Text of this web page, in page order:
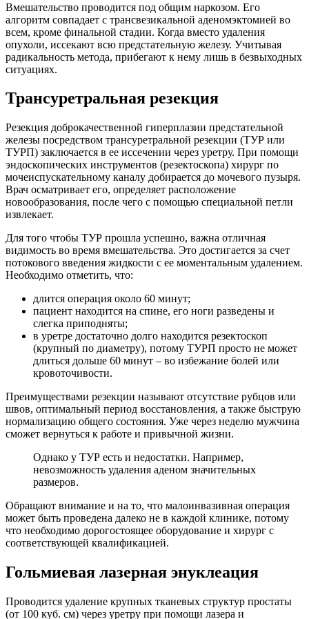
Вмешательство проводится под общим наркозом. Его
алгоритм совпадает с трансвезикальной аденомэктомией во
всем, кроме финальной стадии. Когда вместо удаления
опухоли, иссекают всю предстательную железу. Учитывая
радикальность метода, прибегают к нему лишь в безвыходных
ситуациях.
Трансуретральная резекция
Резекция доброкачественной гиперплазии предстательной
железы посредством трансуретральной резекции (ТУР или
ТУРП) заключается в ее иссечении через уретру. При помощи
эндоскопических инструментов (резектоскопа) хирург по
мочеиспускательному каналу добирается до мочевого пузыря.
Врач осматривает его, определяет расположение
новообразования, после чего с помощью специальной петли
извлекает.
Для того чтобы ТУР прошла успешно, важна отличная
видимость во время вмешательства. Это достигается за счет
потокового введения жидкости с ее моментальным удалением.
Необходимо отметить, что:
длится операция около 60 минут;
пациент находится на спине, его ноги разведены и
слегка приподняты;
в уретре достаточно долго находится резектоскоп
(крупный по диаметру), потому ТУРП просто не может
длиться дольше 60 минут – во избежание болей или
кровоточивости.
Преимуществами резекции называют отсутствие рубцов или
швов, оптимальный период восстановления, а также быструю
нормализацию общего состояния. Уже через неделю мужчина
сможет вернуться к работе и привычной жизни.
Однако у ТУР есть и недостатки. Например,
невозможность удаления аденом значительных
размеров.
Обращают внимание и на то, что малоинвазивная операция
может быть проведена далеко не в каждой клинике, потому
что необходимо дорогостоящее оборудование и хирург с
соответствующей квалификацией.
Гольмиевая лазерная энуклеация
Проводится удаление крупных тканевых структур простаты
(от 100 куб. см) через уретру при помощи лазера и